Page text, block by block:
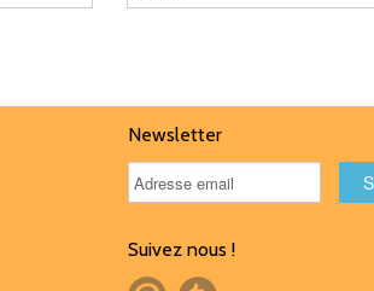
Newsletter
Suivez nous !